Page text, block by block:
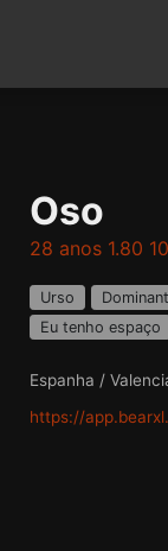
Oso
28 anos 1.80
Urso
Eu tenho espaço
Espanha /
https://